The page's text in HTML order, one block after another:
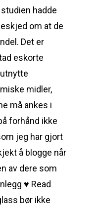
hadde
om at de
Det er
eskorte
midler,
må ankes i
forhånd ikke
jeg har gjort
å blogge når
av dere som
♥ Read
bør ikke